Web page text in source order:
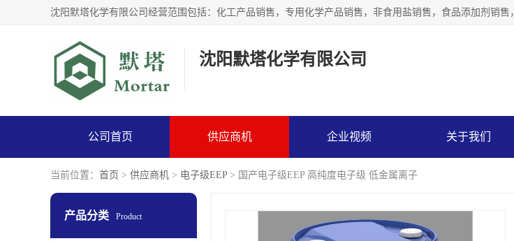
沈阳默塔化学有限公司
公司首页 供应商机 企业视频 关于我们
当前位置： 首页 > 供应商机 > 电子级EEP > 国产电子级EEP 高纯度电子级 低金属离子
产品分类 Product